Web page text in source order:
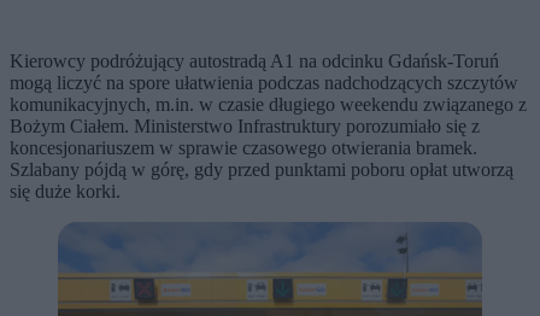
Kierowcy podróżujący autostradą A1 na odcinku Gdańsk-Toruń
mogą liczyć na spore ułatwienia podczas nadchodzących szczytów
komunikacyjnych, m.in. w czasie długiego weekendu związanego z
Bożym Ciałem. Ministerstwo Infrastruktury porozumiało się z
koncesjonariuszem w sprawie czasowego otwierania bramek.
Szlabany pójdą w górę, gdy przed punktami poboru opłat utworzą
się duże korki.